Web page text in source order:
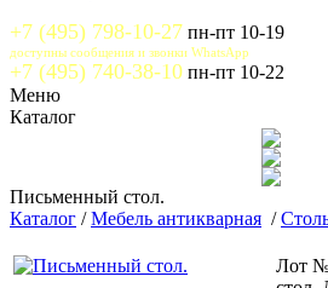
+7 (495) 798-10-27 пн-пт 10-19
доступны сообщения и звонки WhatsApp
+7 (495) 740-38-10 пн-пт 10-22
Меню
Каталог
Письменный стол.
Каталог /Мебель антикварная /
Лот